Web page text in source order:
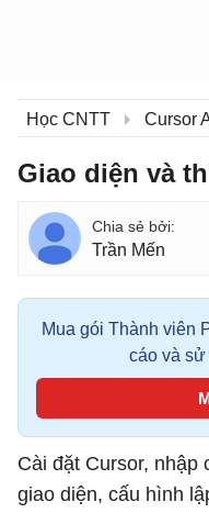
Học CNTT Cursor
Giao diện và
Trần Mến
Mua gói Thành viên
cáo và sử
Cài đặt Cursor, nhập
giao diện, cấu hình